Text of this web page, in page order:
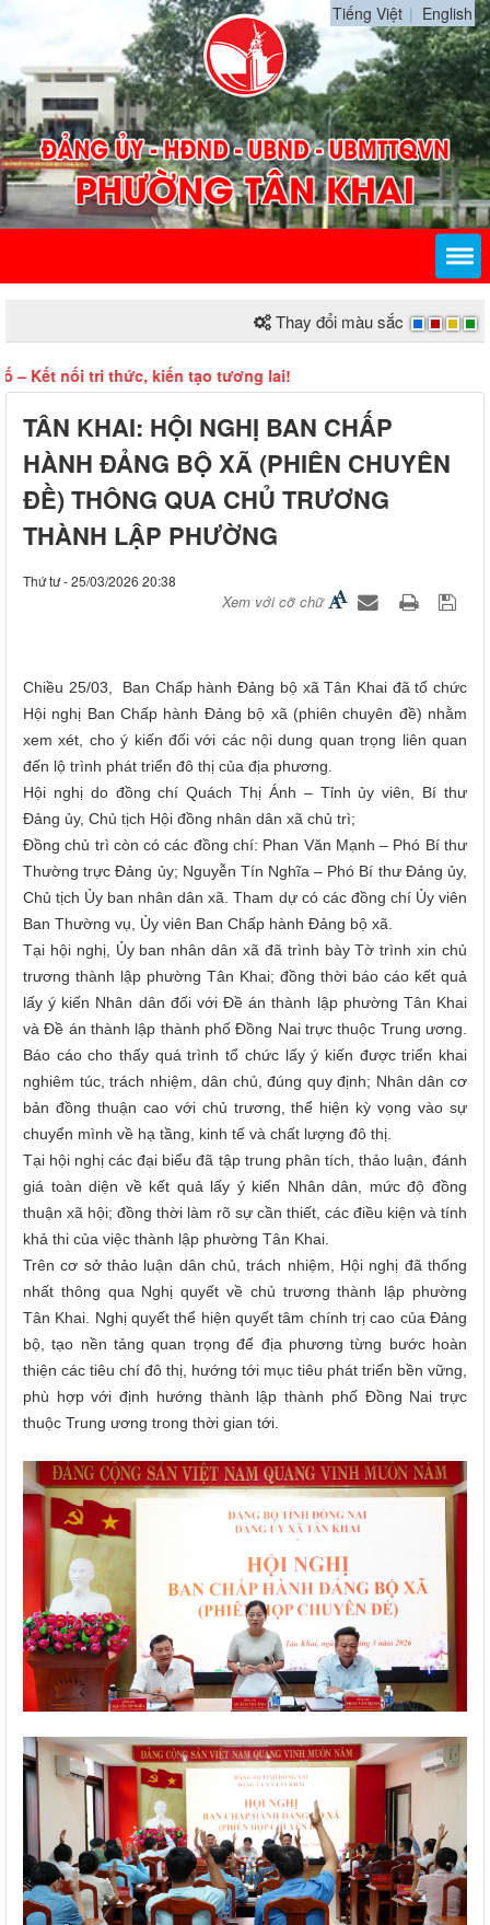
Tiếng Việt English
Thay đổi màu sắc
nối tri thức, kiến tạo tương lai!
TÂN KHAI: HỘI NGHỊ BAN CHẤP
HÀNH ĐẢNG BỘ XÃ (PHIÊN CHUYÊN
ĐỀ) THÔNG QUA CHỦ TRƯƠNG
THÀNH LẬP PHƯỜNG
Thứ tư - 25/03/2026 20:38
Xem với cỡ chữ
Chiều 25/03, Ban Chấp hành Đảng bộ xã Tân Khai đã tổ chức
Hội nghị Ban Chấp hành Đảng bộ xã (phiên chuyên đề) nhằm
xem xét, cho ý kiến đối với các nội dung quan trọng liên quan
đến lộ trình phát triển đô thị của địa phương.
Hội nghị do đồng chí Quách Thị Ánh – Tỉnh ủy viên, Bí thư
Đảng ủy, Chủ tịch Hội đồng nhân dân xã chủ trì;
Đồng chủ trì còn có các đồng chí: Phan Văn Mạnh – Phó Bí thư
Thường trực Đảng ủy; Nguyễn Tín Nghĩa – Phó Bí thư Đảng ủy,
Chủ tịch Ủy ban nhân dân xã. Tham dự có các đồng chí Ủy viên
Ban Thường vụ, Ủy viên Ban Chấp hành Đảng bộ xã.
Tại hội nghị, Ủy ban nhân dân xã đã trình bày Tờ trình xin chủ
trương thành lập phường Tân Khai; đồng thời báo cáo kết quả
lấy ý kiến Nhân dân đối với Đề án thành lập phường Tân Khai
và Đề án thành lập thành phố Đồng Nai trực thuộc Trung ương.
Báo cáo cho thấy quá trình tổ chức lấy ý kiến được triển khai
nghiêm túc, trách nhiệm, dân chủ, đúng quy định; Nhân dân cơ
bản đồng thuận cao với chủ trương, thể hiện kỳ vọng vào sự
chuyển mình về hạ tầng, kinh tế và chất lượng đô thị.
Tại hội nghị các đại biểu đã tập trung phân tích, thảo luận, đánh
giá toàn diện về kết quả lấy ý kiến Nhân dân, mức độ đồng
thuận xã hội; đồng thời làm rõ sự cần thiết, các điều kiện và tính
khả thi của việc thành lập phường Tân Khai.
Trên cơ sở thảo luận dân chủ, trách nhiệm, Hội nghị đã thống
nhất thông qua Nghị quyết về chủ trương thành lập phường
Tân Khai. Nghị quyết thể hiện quyết tâm chính trị cao của Đảng
bộ, tạo nền tảng quan trọng để địa phương từng bước hoàn
thiện các tiêu chí đô thị, hướng tới mục tiêu phát triển bền vững,
phù hợp với định hướng thành lập thành phố Đồng Nai trực
thuộc Trung ương trong thời gian tới.